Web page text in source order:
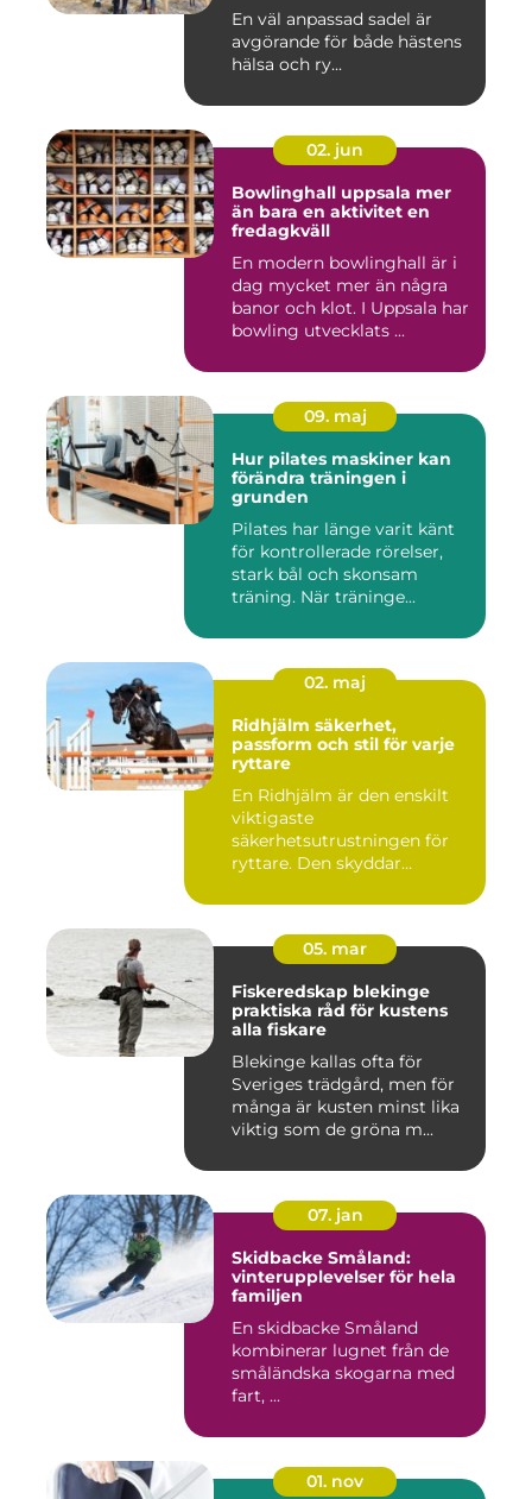
En väl anpassad sadel är
avgörande för både hästens
hälsa och ry...
02. jun
Bowlinghall uppsala mer
än bara en aktivitet en
fredagkväll
En modern bowlinghall är i
dag mycket mer än några
banor och klot. I Uppsala har
bowling utvecklats ...
09. maj
Hur pilates maskiner kan
förändra träningen i
grunden
Pilates har länge varit känt
för kontrollerade rörelser,
stark bål och skonsam
träning. När träninge...
02. maj
Ridhjälm säkerhet,
passform och stil för varje
ryttare
En Ridhjälm är den enskilt
viktigaste
säkerhetsutrustningen för
ryttare. Den skyddar
05. mar
Fiskeredskap blekinge
praktiska råd för kustens
alla fiskare
Blekinge kallas ofta för
Sveriges trädgård, men för
många är kusten minst lika
viktig som de gröna m...
07. jan
Skidbacke Småland:
vinterupplevelser för hela
familjen
En skidbacke Småland
kombinerar lugnet från de
småländska skogarna med
fart, ...
01. nov